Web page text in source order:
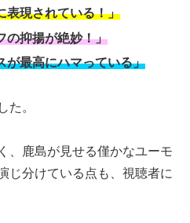
表現されている！」
の抑揚が絶妙！」
が最高にハマっている」
た。
、鹿島が見せる僅かなユーモ
じ分けている点も、視聴者に